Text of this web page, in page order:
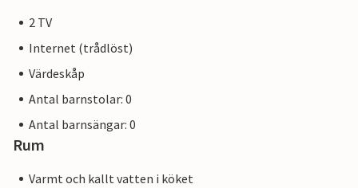
2 TV
Internet (trådlöst)
Värdeskåp
Antal barnstolar: 0
Antal barnsängar: 0
Rum
Varmt och kallt vatten i köket